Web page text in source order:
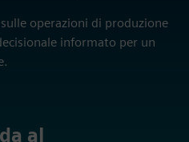
operazioni di produzione
informato per un
al